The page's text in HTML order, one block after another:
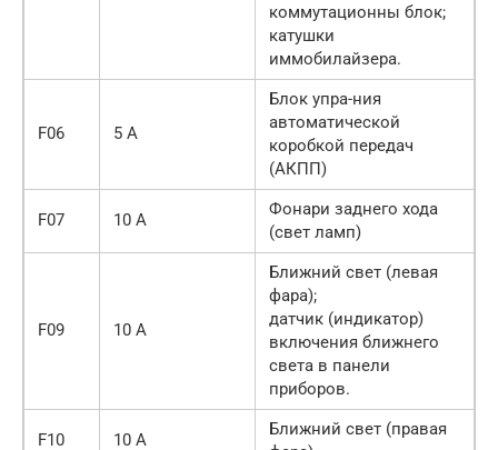
коммутационны блок;
катушки
иммобилайзера.
F06 5 А
Блок упра-ния
автоматической
коробкой передач
(АКПП)
F07 10 А
Фонари заднего хода
(свет ламп)
F09 10 А
Ближний свет (левая
фара);
датчик (индикатор)
включения ближнего
света в панели
приборов.
F10 10 А
Ближний свет (правая